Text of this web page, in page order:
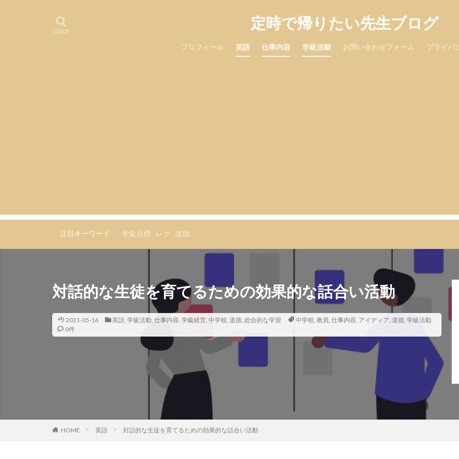
定時で帰りたい先生ブログ
プロフィール 英語 仕事内容 学級活動 お問い合わせフォーム プライバ
注目キーワード 学級目標 レク 道徳
対話的な生徒を育てるための効果的な話合い活動
2021-05-16 英語, 学級活動, 仕事内容, 学級経営, 中学校, 道徳, 総合的な学習 中学校, 教員, 仕事内容, アイディア, 道徳, 学級活動
0件
HOME 英語 対話的な生徒を育てるための効果的な話合い活動